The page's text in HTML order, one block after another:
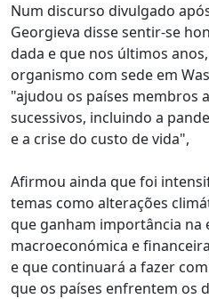
Num discurso divulgado
Georgieva disse sentir-se
dada e que nos últimos
organismo com sede em
"ajudou os países membros
sucessivos, incluindo a
e a crise do custo de vida",
Afirmou ainda que foi
temas como alterações
que ganham importância na
macroeconómica e
e que continuará a fazer
que os países enfrentem os